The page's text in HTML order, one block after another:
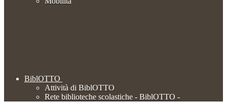
BiblOTTO
Attività di BiblOTTO
Rete biblioteche scolastiche - BiblOTTO -